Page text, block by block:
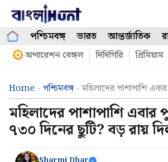
Skip
contentপশ্চিমবঙ্গ ভারত আন্তর্জাতিক
অপারেশন বেঙ্গল দিদিগিরি প্রিমিয়াম
Home - পশ্চিমবঙ্গ-মহিলাদের পাশাপাশি
মহিলাদের পাশাপাশি
৭৩০ দিনের ছুটি? বড় রায়